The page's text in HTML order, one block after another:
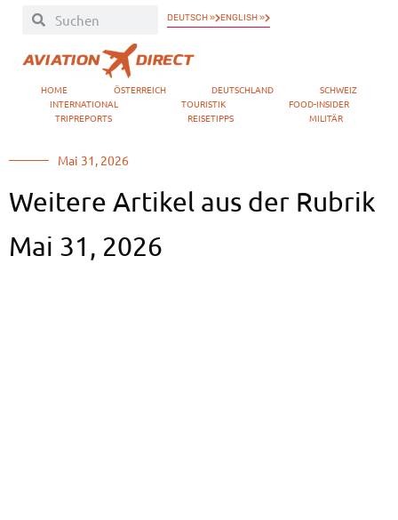
DEUTSCH » ENGLISH »
HOME ÖSTERREICH DEUTSCHLAND
SCHWEIZ
INTERNATIONAL
TOURISTIK
FOOD-INSIDER
TRIPREPORTS
REISETIPPS MILITÄR
Mai 31, 2026
Weitere Artikel aus der Rubrik
Mai 31, 2026